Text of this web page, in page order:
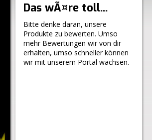
Das wÃ¤re toll...
Bitte denke daran, unsere
Produkte zu bewerten. Umso
mehr Bewertungen wir von dir
erhalten, umso schneller können
wir mit unserem Portal wachsen.